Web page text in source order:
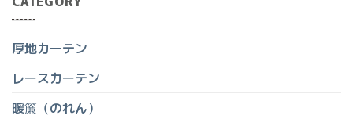
厚地カーテン
レースカーテン
暖簾（のれん）